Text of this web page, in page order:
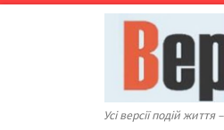
Перейти до вмісту
Усі версії подій